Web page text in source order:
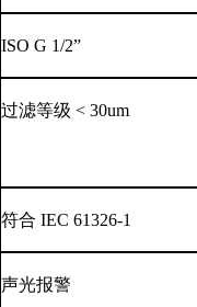
ISO G 1/2”
过滤等级 < 30um
符合 IEC 61326-1
声光报警